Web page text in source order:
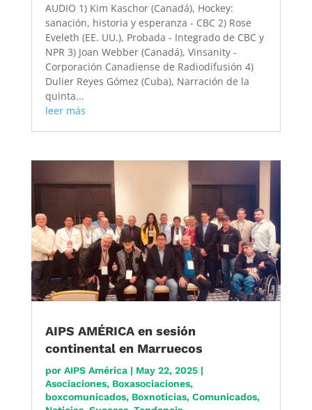
AUDIO 1) Kim Kaschor (Canadá), Hockey:
sanación, historia y esperanza - CBC 2) Rose
Eveleth (EE. UU.), Probada - Integrado de CBC y
NPR 3) Joan Webber (Canadá), Vinsanity -
Corporación Canadiense de Radiodifusión 4)
Dulier Reyes Gómez (Cuba), Narración de la
quinta...
leer más
AIPS AMÉRICA en sesión
continental en Marruecos
por AIPS América| May 22, 2025|
Asociaciones, Boxasociaciones,
boxcomunicados, Boxnoticias, Comunicados,